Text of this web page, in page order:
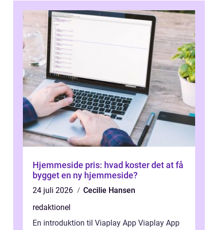
Hjemmeside pris: hvad koster det at få
bygget en ny hjemmeside?
24 juli 2026
Cecilie Hansen
redaktionel
En introduktion til Viaplay App Viaplay App